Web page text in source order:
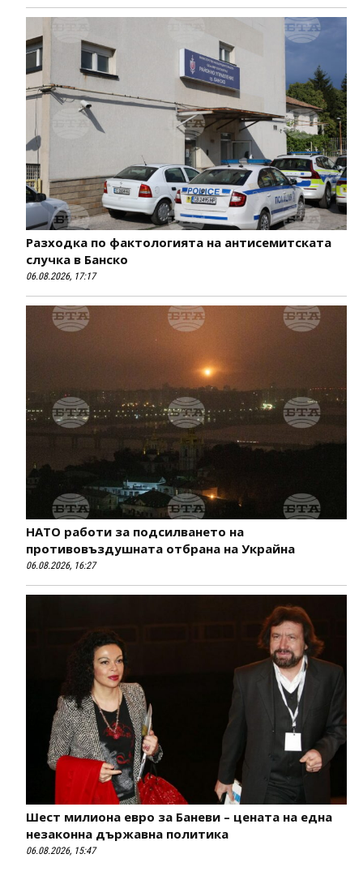
Разходка по фактологията на антисемитската
случка в Банско
06.08.2026, 17:17
НАТО работи за подсилването на
противовъздушната отбрана на Украйна
06.08.2026, 16:27
Шест милиона евро за Баневи – цената на една
незаконна държавна политика
06.08.2026, 15:47